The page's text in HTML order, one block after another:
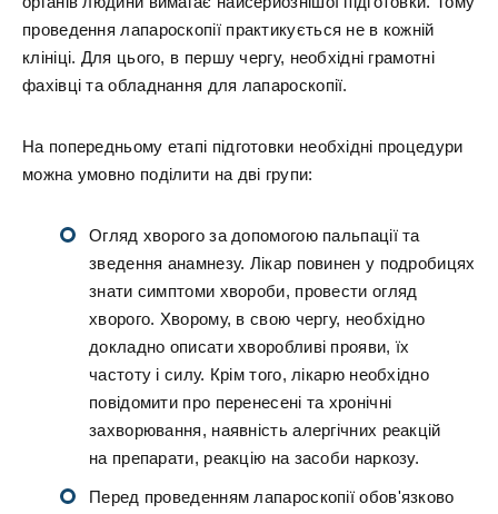
проведення лапароскопії практикується не в кожній
клініці. Для цього, в першу чергу, необхідні грамотні
фахівці та обладнання для лапароскопії.
На попередньому етапі підготовки необхідні процедури
можна умовно поділити на дві групи:
Огляд хворого за допомогою пальпації та
зведення анамнезу. Лікар повинен у подробицях
знати симптоми хвороби, провести огляд
хворого. Хворому, в свою чергу, необхідно
докладно описати хворобливі прояви, їх
частоту і силу. Крім того, лікарю необхідно
повідомити про перенесені та хронічні
захворювання, наявність алергічних реакцій
на препарати, реакцію на засоби наркозу.
Перед проведенням лапароскопії обов'язково